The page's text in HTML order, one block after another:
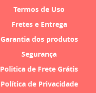
Termos de Uso
Fretes e Entrega
Garantia dos produtos
Segurança
Politica de Frete Grátis
Política de Privacidade